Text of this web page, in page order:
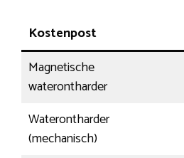
Kostenpost
Magnetische
waterontharder
Waterontharder
(mechanisch)